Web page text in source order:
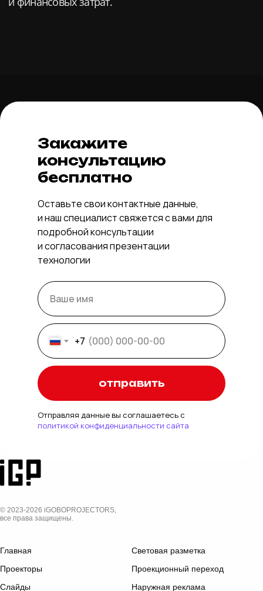
Оставьте свои контактные данные,
и наш специалист свяжется с вами для
подробной консультации
и согласования презентации
технологии
Закажите
консультацию
бесплатно
+7
отправить
Отправляя данные вы соглашаетесь с
политикой конфиденциальности сайта
© 2023-2026 iGOBOPROJECTORS,
все права защищены.
Главная
Проекторы
Слайды
Световая разметка
Проекционный переход
Наружная реклама